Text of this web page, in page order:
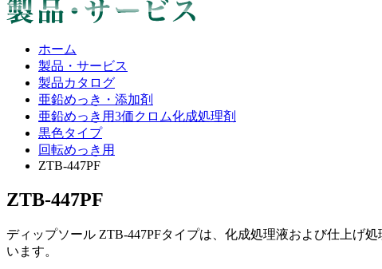
ホーム
製品・サービス
製品カタログ
亜鉛めっき・添加剤
亜鉛めっき用3価クロム化成処理剤
黒色タイプ
回転めっき用
ZTB-447PF
ZTB-447PF
ディップソール ZTB-447PFタイプは、化成処理液および仕上げ
います。